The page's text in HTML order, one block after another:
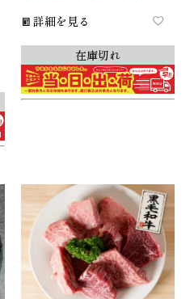
詳細を見る
在庫切れ